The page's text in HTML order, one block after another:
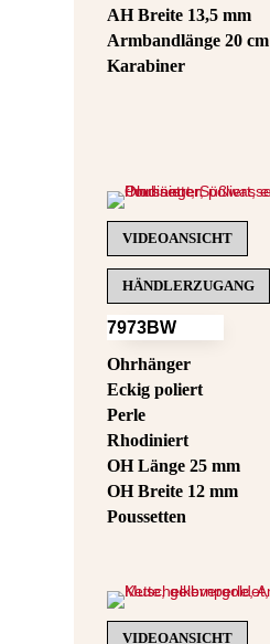
AH Breite 13,5 mm
Armbandlänge 20 cm
Karabiner
VIDEOANSICHT
HÄNDLERZUGANG
7973BW
Ohrhänger
Eckig poliert
Perle
Rhodiniert
OH Länge 25 mm
OH Breite 12 mm
Poussetten
VIDEOANSICHT